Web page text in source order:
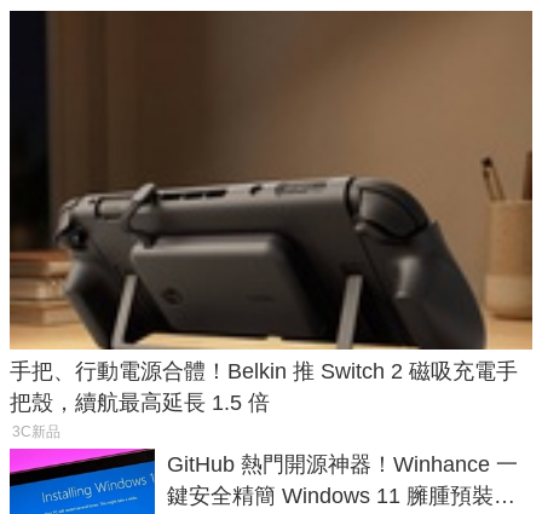
手把、行動電源合體！Belkin 推 Switch 2 磁吸充電手
把殼，續航最高延長 1.5 倍
3C新品
GitHub 熱門開源神器！Winhance 一
鍵安全精簡 Windows 11 臃腫預裝軟